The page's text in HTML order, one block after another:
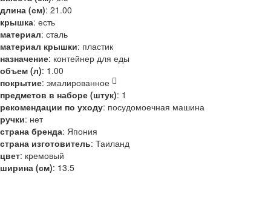
длина (см): 21.00
крышка: есть
материал: сталь
материал крышки: пластик
назначение: контейнер для еды
объем (л): 1.00
покрытие: эмалированное
предметов в наборе (штук): 1
рекомендации по уходу: посудомоечная машина
ручки: нет
страна бренда: Япония
страна изготовитель: Таиланд
цвет: кремовый
ширина (см): 13.5